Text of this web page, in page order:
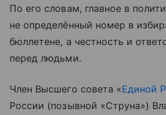
По его словам, главное в
не определённый номер в
бюллетене, а честность и
перед людьми.
Член Высшего совета «Единой
России (позывной «Струна»)